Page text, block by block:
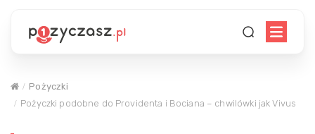
Pożyczki
Pożyczki podobne do Providenta i Bociana – chwilówki jak Vivus